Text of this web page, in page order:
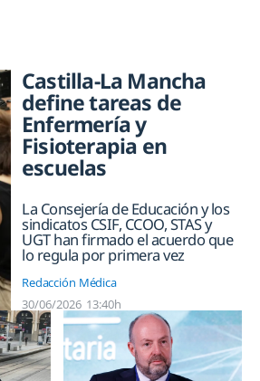
Castilla-La Mancha
define tareas de
Enfermería y
Fisioterapia en
escuelas
La Consejería de Educación y los
sindicatos CSIF, CCOO, STAS y
UGT han firmado el acuerdo que
lo regula por primera vez
Redacción Médica
30/06/2026 13:40h